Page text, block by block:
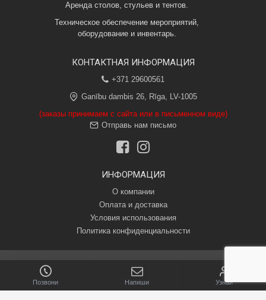
Аренда столов, стульев и тентов.
Техническое обеспечение мероприятий,
оборудование и инвентарь.
КОНТАКТНАЯ ИНФОРМАЦИЯ
+371 29600561
Ganību dambis 26, Rīga, LV-1005
(заказы принимаем с сайта или в письменном виде)
Отправь нам письмо
ИНФОРМАЦИЯ
О компании
Оплата и доставка
Условия использования
Политика конфиденциальности
Авторские права © 2020, Pasākumu tehniskais nodrošinājums, SIA.
Все права защищены.
Позвони Напиши Узнай